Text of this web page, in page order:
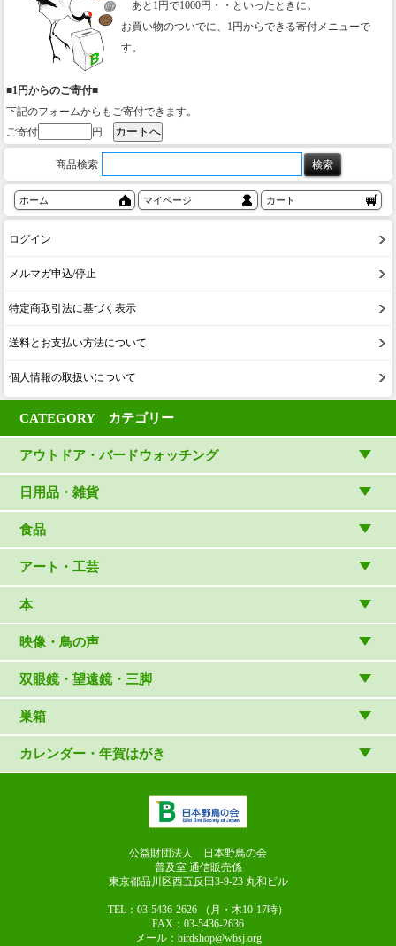
あと1円で1000円・・といったときに。
お買い物のついでに、1円からできる寄付メニューで
す。
■1円からのご寄付■
下記のフォームからもご寄付できます。
ご寄付
円
商品検索
ホーム マイページ カート
ログイン
メルマガ申込/停止
特定商取引法に基づく表示
送料とお支払い方法について
個人情報の取扱いについて
CATEGORY カテゴリー
アウトドア・バードウォッチング
アウトドアウェア
アウトドア雑貨
バードウォッチング用品
日用品・雑貨
リビング・キッチン・ファッション
ゲーム・ホビー・文具
食品
食品
アート・工芸
雑貨（村上康成）
マスコット・ブローチほか
本
図鑑
読み物
写真集・ガイドブック・絵本
日本野鳥の会連携団体の出版物
論文集（ストリクス）
映像・鳥の声
CD
DVD・ブルーレイ・ビデオ
鳴き声タッチペンなど
双眼鏡・望遠鏡・三脚
スターターセット
双眼鏡
巣箱
巣箱など
カレンダー・年賀はがき
公益財団法人 日本野鳥の会
普及室 通信販売係
東京都品川区西五反田3-9-23 丸和ビル
TEL：03-5436-2626
（月・木10-17時）
FAX：03-5436-2636
メール：birdshop@wbsj.org